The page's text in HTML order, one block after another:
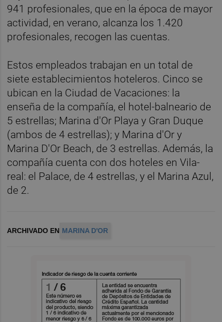
941 profesionales, que en la época de mayor
actividad, en verano, alcanza los 1.420
profesionales, recogen las cuentas.
Estos empleados trabajan en un total de
siete establecimientos hoteleros. Cinco se
ubican en la Ciudad de Vacaciones: la
enseña de la compañía, el hotel-balneario de
5 estrellas; Marina d'Or Playa y Gran Duque
(ambos de 4 estrellas); y Marina d'Or y
Marina D'Or Beach, de 3 estrellas. Además, la
compañía cuenta con dos hoteles en Vila-
real: el Palace, de 4 estrellas, y el Marina Azul,
de 2.
ARCHIVADO EN MARINA D'OR